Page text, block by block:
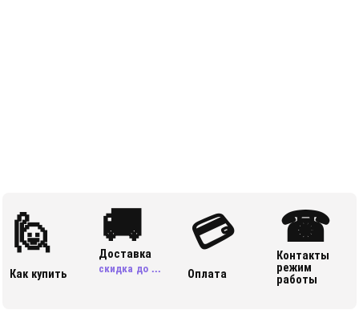
🙋
Как купить
🚚
Доставка
скидка до ...
💳
Оплата
☎
Контакты
режим
работы